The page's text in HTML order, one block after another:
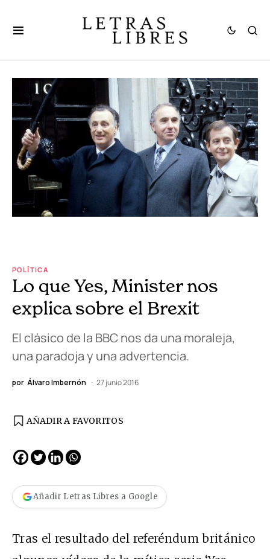
POLÍTICA
Lo que Yes, Minister nos
explica sobre el Brexit
El clásico de la BBC nos da una moraleja,
una paradoja y una advertencia.
por Álvaro Imbernón 27 junio 2016
AÑADIR A FAVORITOS
Añadir Letras Libres a Google
Tras el resultado del referéndum británico